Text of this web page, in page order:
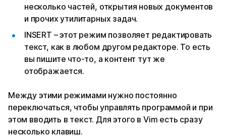
несколько частей, открытия новых документов
и прочих утилитарных задач.
INSERT – этот режим позволяет редактировать
текст, как в любом другом редакторе. То есть
вы пишите что-то, а контент тут же
отображается.
Между этими режимами нужно постоянно
переключаться, чтобы управлять программой и при
этом вводить в текст. Для этого в Vim есть сразу
несколько клавиш.